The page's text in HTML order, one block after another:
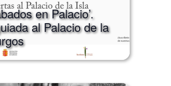
en Palacio’.
al Palacio de la